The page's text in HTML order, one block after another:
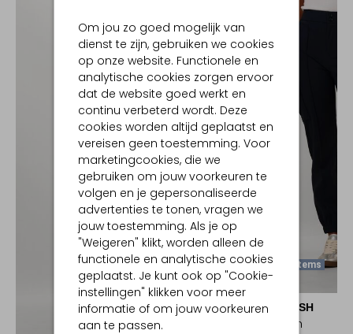
Om jou zo goed mogelijk van
dienst te zijn, gebruiken we cookies
op onze website. Functionele en
analytische cookies zorgen ervoor
dat de website goed werkt en
continu verbeterd wordt. Deze
cookies worden altijd geplaatst en
vereisen geen toestemming. Voor
marketingcookies, die we
gebruiken om jouw voorkeuren te
volgen en je gepersonaliseerde
advertenties te tonen, vragen we
jouw toestemming. Als je op
"Weigeren" klikt, worden alleen de
functionele en analytische cookies
geplaatst. Je kunt ook op "Cookie-
instellingen" klikken voor meer
informatie of om jouw voorkeuren
aan te passen.
Laatste Items
MOS MOSH
Pantalon